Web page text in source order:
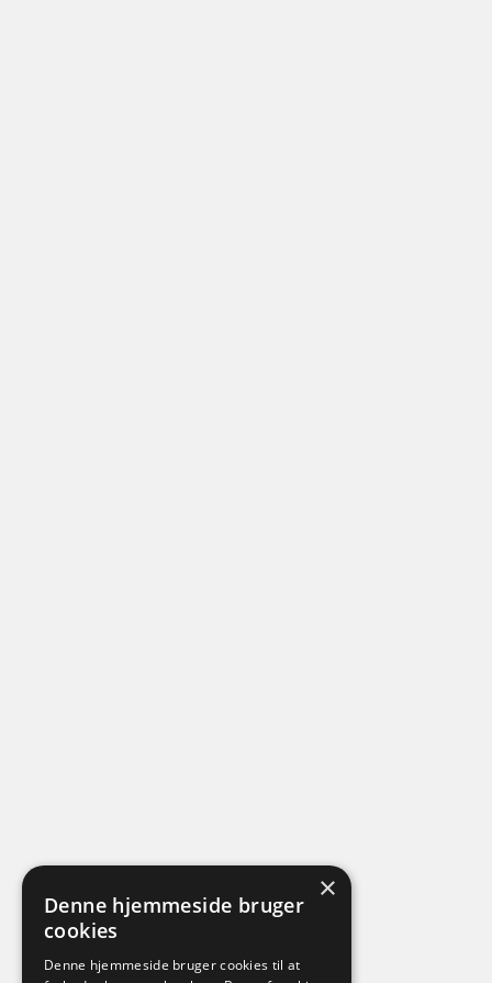
×
Denne hjemmeside bruger
cookies
Denne hjemmeside bruger cookies til at